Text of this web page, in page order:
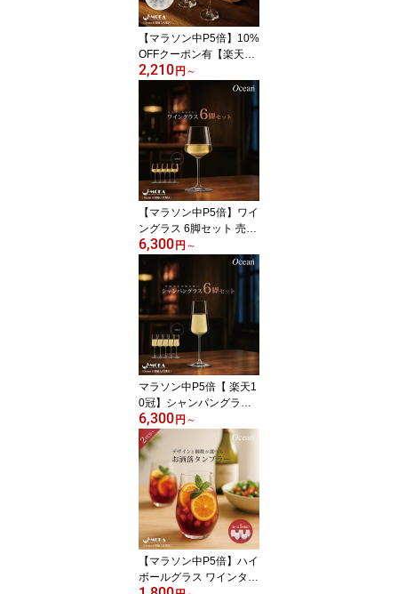
オーシャングラス
【マラソン中P5倍】10%
OFFクーポン有【楽天ラ
ンキング10冠達成】シャ
ンパングラス ワイングラ
ス 6脚セット シャンパン
グラス ペア セット おし
ゃれ カクテルグラス フ
ルート 人気 選べる ペア
グラス レストラン バー
業務用グラス
2,210円 ～
【マラソン中P5倍】ワイ
ングラス 6脚セット 売れ
筋 人気 赤ワイン 白ワイ
ン グラス 白ワイングラ
ス6脚【写真を撮りたく
なるグラス】 業務用 oce
an おしゃれ おすすめ レ
ストラン ホテル BAR 食
洗器対応 リーデル オー
シャングラス 送料無
6,300円 ～
マラソン中P5倍【 楽天1
0冠】シャンパングラス
6脚セット シャンパング
ラス フルート 業務用 レ
ストラン ホテル BAR バ
ー かわいい おしゃれ 人
気 OCEAN オーシャング
ラス リーデル 送料無料
食洗器OK
6,300円 ～
【マラソン中P5倍】ハイ
ボールグラス ワインタン